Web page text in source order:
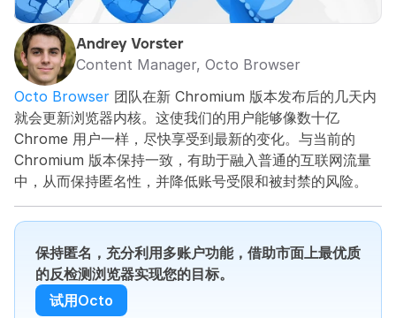
Andrey Vorster
Content Manager, Octo Browser
Octo Browser 团队在新 Chromium 版本发布后的几天内
就会更新浏览器内核。这使我们的用户能够像数十亿
Chrome 用户一样，尽快享受到最新的变化。与当前的
Chromium 版本保持一致，有助于融入普通的互联网流量
中，从而保持匿名性，并降低账号受限和被封禁的风险。
保持匿名，充分利用多账户功能，借助市面上最优质
的反检测浏览器实现您的目标。
试用Octo